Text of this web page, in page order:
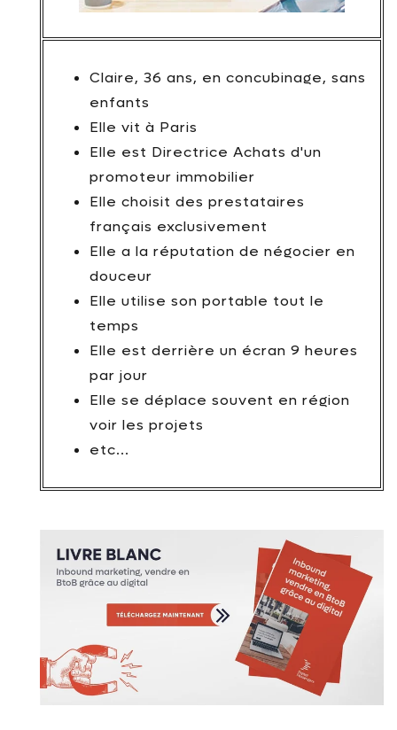
Claire, 36 ans, en concubinage, sans
enfants
Elle vit à Paris
Elle est Directrice Achats d'un
promoteur immobilier
Elle choisit des prestataires
français exclusivement
Elle a la réputation de négocier en
douceur
Elle utilise son portable tout le
temps
Elle est derrière un écran 9 heures
par jour
Elle se déplace souvent en région
voir les projets
etc...